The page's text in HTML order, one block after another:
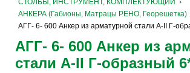
СТОЛБЫ, ИНСТРУМЕНТ, КОМПЛЕКТУЮЩИИ
АНКЕРА (Габионы, Матрацы РЕНО, Георешетка)
АГГ- 6- 600 Анкер из арматурной стали А-II Г-
АГГ- 6- 600 Анкер из
стали А-II Г-образный